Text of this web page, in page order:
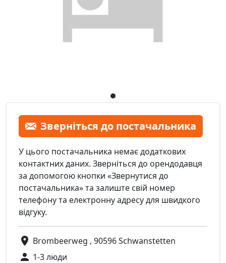
Зверніться до постачальника
У цього постачальника немає додаткових
контактних даних. Зверніться до орендодавця
за допомогою кнопки «Звернутися до
постачальника» та залиште свій номер
телефону та електронну адресу для швидкого
відгуку.
Brombeerweg , 90596 Schwanstetten
1-3 люди